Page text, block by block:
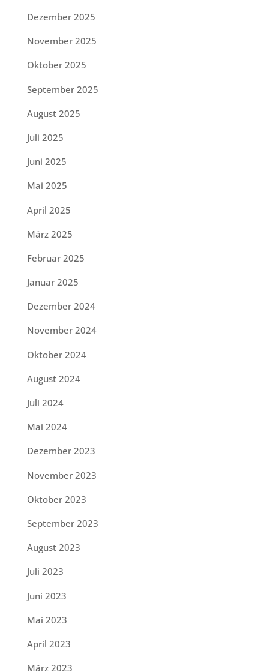
Dezember 2025
November 2025
Oktober 2025
September 2025
August 2025
Juli 2025
Juni 2025
Mai 2025
April 2025
März 2025
Februar 2025
Januar 2025
Dezember 2024
November 2024
Oktober 2024
August 2024
Juli 2024
Mai 2024
Dezember 2023
November 2023
Oktober 2023
September 2023
August 2023
Juli 2023
Juni 2023
Mai 2023
April 2023
März 2023